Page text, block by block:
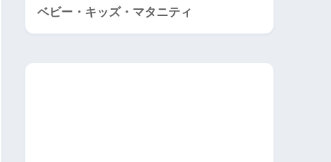
ベビー・キッズ・マタニティ